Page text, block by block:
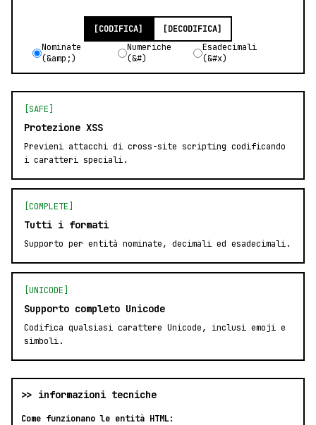
[CODIFICA]
[DECODIFICA]
Nominate
(&amp;)
Numeriche
(&#)
Esadecimali
(&#x)
[SAFE]
Protezione XSS
Previeni attacchi di cross-site scripting codificando
i caratteri speciali.
[COMPLETE]
Tutti i formati
Supporto per entità nominate, decimali ed esadecimali.
[UNICODE]
Supporto completo Unicode
Codifica qualsiasi carattere Unicode, inclusi emoji e
simboli.
>> informazioni tecniche
Come funzionano le entità HTML: